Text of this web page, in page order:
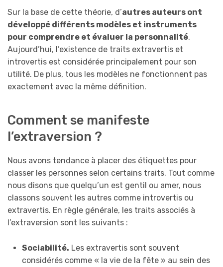
Sur la base de cette théorie, d’autres auteurs ont
développé différents modèles et instruments
pour comprendre et évaluer la personnalité.
Aujourd’hui, l’existence de traits extravertis et
introvertis est considérée principalement pour son
utilité. De plus, tous les modèles ne fonctionnent pas
exactement avec la même définition.
Comment se manifeste
l’extraversion ?
Nous avons tendance à placer des étiquettes pour
classer les personnes selon certains traits. Tout comme
nous disons que quelqu’un est gentil ou amer, nous
classons souvent les autres comme introvertis ou
extravertis. En règle générale, les traits associés à
l’extraversion sont les suivants :
Sociabilité. Les extravertis sont souvent
considérés comme « la vie de la fête » au sein des